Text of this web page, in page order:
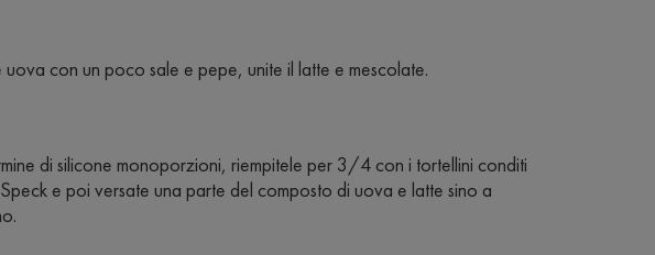
con un poco sale e pepe, unite il latte e mescolate.
di silicone monoporzioni, riempitele per 3/4 con i tortellini conditi
e poi versate una parte del composto di uova e latte sino a